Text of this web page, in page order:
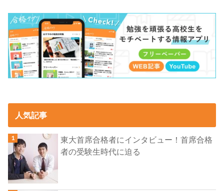
人気記事
東大首席合格者にインタビュー！首席合格
者の受験生時代に迫る